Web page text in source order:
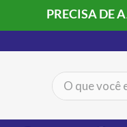
PRECISA DE
O que você